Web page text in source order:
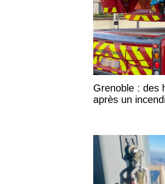
Grenoble : des
après un